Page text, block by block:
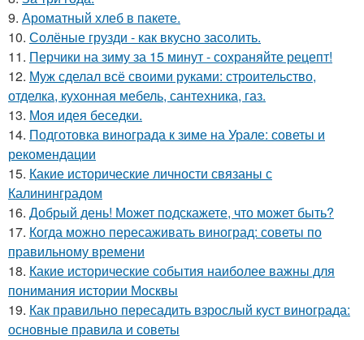
9. Ароматный хлеб в пакете.
10. Солёные грузди - как вкусно засолить.
11. Перчики на зиму за 15 минут - сохраняйте рецепт!
12. Муж сделал всё своими руками: строительство,
отделка, кухонная мебель, сантехника, газ.
13. Моя идея беседки.
14. Подготовка винограда к зиме на Урале: советы и
рекомендации
15. Какие исторические личности связаны с
Калининградом
16. Добрый день! Может подскажете, что может быть?
17. Когда можно пересаживать виноград: советы по
правильному времени
18. Какие исторические события наиболее важны для
понимания истории Москвы
19. Как правильно пересадить взрослый куст винограда:
основные правила и советы